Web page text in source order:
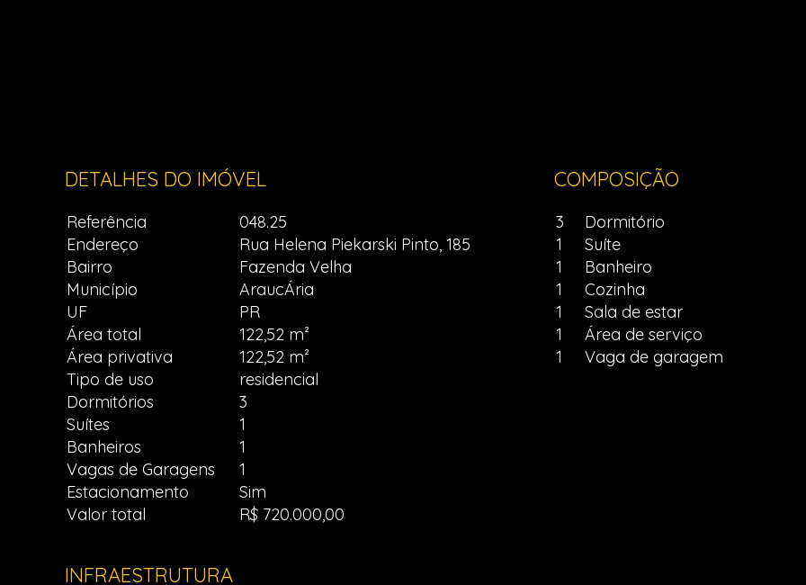
DETALHES DO IMÓVEL
Referência
048.25
Endereço
Rua Helena Piekarski Pinto, 185
Bairro
Fazenda Velha
Município
AraucÁria
UF
PR
Área total
122,52 m²
Área privativa
122,52 m²
Tipo de uso
residencial
Dormitórios
3
Suítes
1
Banheiros
1
Vagas de Garagens
1
Estacionamento
Sim
Valor total
R$ 720.000,00
COMPOSIÇÃO
3
Dormitório
1
Suíte
1
Banheiro
1
Cozinha
1
Sala de estar
1
Área de serviço
1
Vaga de garagem
INFRAESTRUTURA